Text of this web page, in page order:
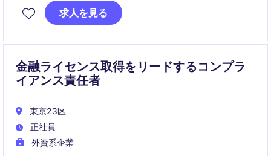
に伴うリスク整備まで幅広く関与し、事業成長を支え
ます。
求人を見る
金融ライセンス取得をリードするコンプラ
イアンス責任者
東京23区
正社員
外資系企業